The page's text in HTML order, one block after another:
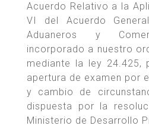
Acuerdo Relativo a la
VI del Acuerdo
Aduaneros y
incorporado a nuestro
mediante la ley 24.425,
apertura de examen por
y cambio de
dispuesta por la
Ministerio de Desarrollo